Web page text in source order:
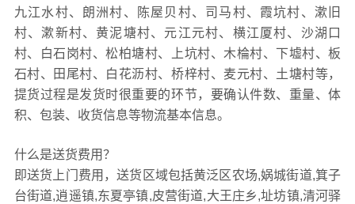
九江水村、朗洲村、陈屋贝村、司马村、霞坑村、漱旧
村、漱新村、黄泥塘村、元江元村、横江厦村、沙湖口
村、白石岗村、松柏塘村、上坑村、木棆村、下墟村、板
石村、田尾村、白花沥村、桥梓村、麦元村、土塘村等，
提货过程是发货时很重要的环节，要确认件数、重量、体
积、包装、收货信息等物流基本信息。
什么是送货费用？
即送货上门费用，送货区域包括黄泛区农场,娲城街道,箕子
台街道,逍遥镇,东夏亭镇,皮营街道,大王庄乡,址坊镇,清河驿